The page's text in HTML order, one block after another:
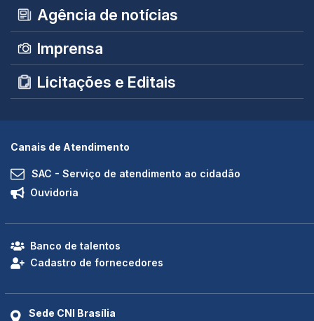
Agência de notícias
Imprensa
Licitações e Editais
Canais de Atendimento
SAC - Serviço de atendimento ao cidadão
Ouvidoria
Banco de talentos
Cadastro de fornecedores
Sede CNI Brasília